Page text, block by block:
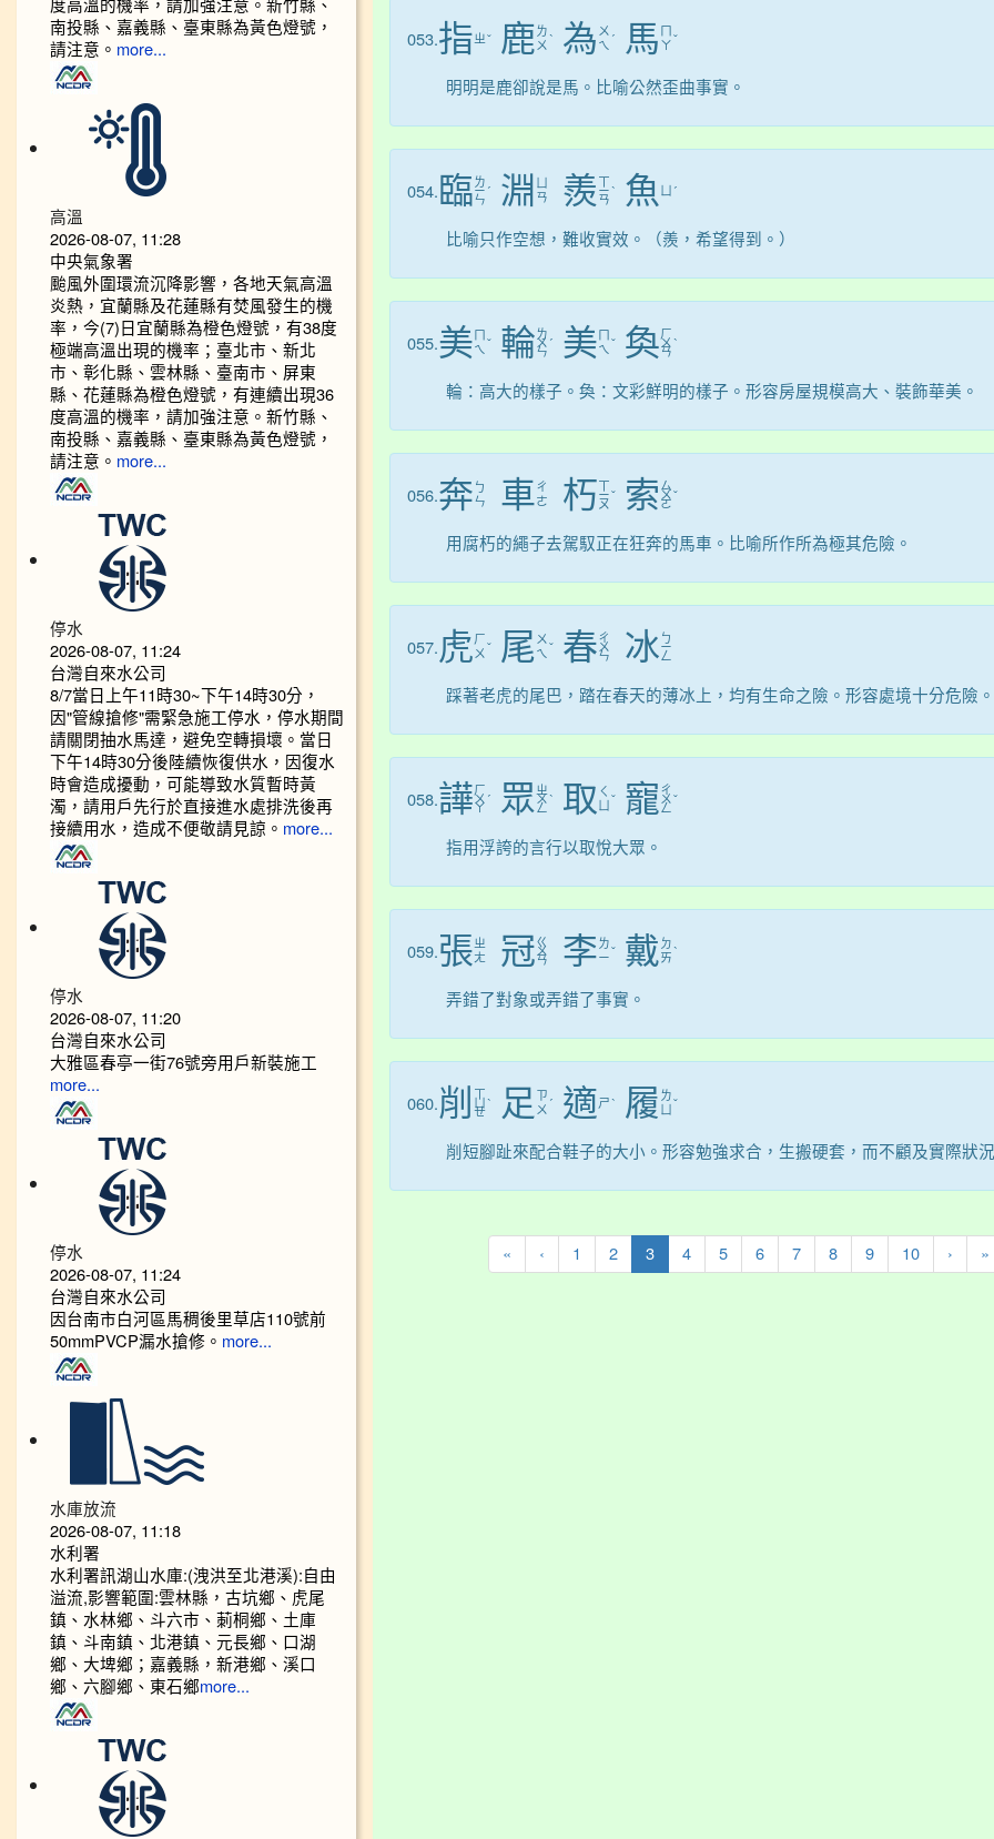
053.指ㄓˇ 鹿ㄌ
ㄨ ˋ 為 ㄨ
ㄟ ˊ 馬 ㄇ
ㄚˇ
明明是鹿卻說是馬。比喻公然歪曲事實。
054. 臨ㄌ
ㄧ
ㄣ
ˊ 淵 ㄢ
羨 ㄒ
ㄧ
ㄢ
ˋ 魚 ˊ
比喻只作空想，難收實效。（羨，希望得到。）
055.美 ㄇ
ㄟ ˇ 輪ㄌ
ㄨ
ㄣ
ˊ 美 ㄇ
ㄟ ˇ 奐ㄏ
ㄨ
ㄢ
ˋ
輪：高大的樣子。奐：文彩鮮明的樣子。形容房屋規模高大、裝飾華美。
056.奔 ㄅ
ㄣ
車ㄔ
ㄜ
朽ㄒ
ㄧ
ㄡ
ˇ 索 ㄙ
ㄨ
ㄛ
ˇ
用腐朽的繩子去駕馭正在狂奔的馬車。比喻所作所為極其危險。
057.虎ㄏ
ㄨ ˇ 尾 ㄨ
ㄟ ˇ 春ㄔ
ㄨ
ㄣ 冰 ㄅ
ㄧ
ㄥ
踩著老虎的尾巴，踏在春天的薄冰上，均有生命之險。形容處境十分危險。
058.譁ㄏ
ㄨ
ㄚ
ˊ 眾 ㄓ
ㄨ
ㄥ
ˋ 取 ㄑ
ˇ 寵 ㄔ
ㄨ
ㄥ
ˇ
指用浮誇的言行以取悅大眾。
059.張ㄓ
ㄤ
冠ㄍ
ㄨ
ㄢ 李ㄌ
ㄧˇ 戴 ㄉ
ㄞˋ
弄錯了對象或弄錯了事實。
060.削 ㄒ
ㄩ
ㄝ
ˋ 足 ㄗ
ㄨ ˊ 適ㄕˋ 履 ㄌ
ˇ
削短腳趾來配合鞋子的大小。形容勉強求合，生搬硬套，而不顧及實際狀
« ‹ 1 2 3(current)
4 5 6 7 8 9 10 › »
南投縣、嘉義縣、臺東縣為黃色燈號，
請注意。 more...
高溫
2026-08-07, 11:28
中央氣象署
颱風外圍環流沉降影響，各地天氣高溫
炎熱，宜蘭縣及花蓮縣有焚風發生的機
率，今(7)日宜蘭縣為橙色燈號，有38度
極端高溫出現的機率；臺北市、新北
市、彰化縣、雲林縣、臺南市、屏東
縣、花蓮縣為橙色燈號，有連續出現36
度高溫的機率，請加強注意。新竹縣、
南投縣、嘉義縣、臺東縣為黃色燈號，
請注意。 more...
停水
2026-08-07, 11:24
台灣自來水公司
8/7當日上午11時30~下午14時30分，
因"管線搶修"需緊急施工停水，停水期間
請關閉抽水馬達，避免空轉損壞。當日
下午14時30分後陸續恢復供水，因復水
時會造成擾動，可能導致水質暫時黃
濁，請用戶先行於直接進水處排洗後再
接續用水，造成不便敬請見諒。 more...
停水
2026-08-07, 11:20
台灣自來水公司
大雅區春亭一街76號旁用戶新裝施工
more...
停水
2026-08-07, 11:24
台灣自來水公司
因台南市白河區馬稠後里草店110號前
50mmPVCP漏水搶修。 more...
水庫放流
2026-08-07, 11:18
水利署
水利署訊湖山水庫:(洩洪至北港溪):自由
溢流,影響範圍:雲林縣，古坑鄉、虎尾
鎮、水林鄉、斗六市、莿桐鄉、土庫
鎮、斗南鎮、北港鎮、元長鄉、口湖
鄉、大埤鄉；嘉義縣，新港鄉、溪口
鄉、六腳鄉、東石鄉more...